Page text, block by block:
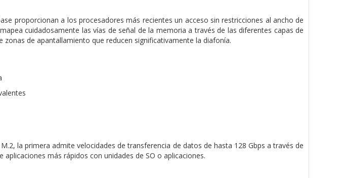
proporcionan a los procesadores más recientes un acceso sin restricciones al ancho de
cuidadosamente las vías de señal de la memoria a través de las diferentes capas de
de apantallamiento que reducen significativamente la diafonía.
la primera admite velocidades de transferencia de datos de hasta 128 Gbps a través de
más rápidos con unidades de SO o aplicaciones.